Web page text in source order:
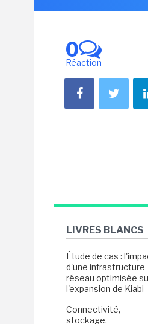
0
Réaction
LIVRES BLANCS
Étude de cas :
d'une infrastructure
réseau optimisée
l'expansion de Kiabi
Connectivité,
stockage,